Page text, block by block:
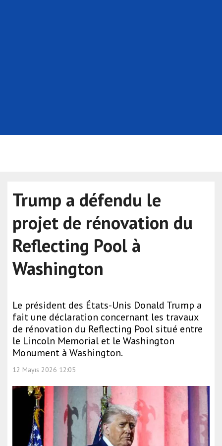
Trump a défendu le
projet de rénovation du
Reflecting Pool à
Washington
Le président des États-Unis Donald Trump a
fait une déclaration concernant les travaux
de rénovation du Reflecting Pool situé entre
le Lincoln Memorial et le Washington
Monument à Washington.
12 Mayıs 2026 12:05